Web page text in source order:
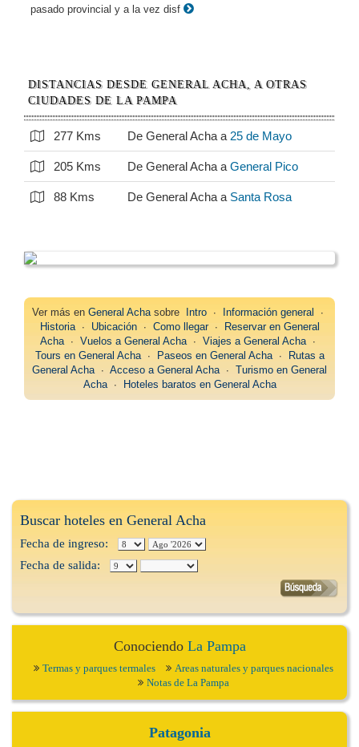
pasado provincial y a la vez disf
DISTANCIAS DESDE GENERAL ACHA, A OTRAS
CIUDADES DE LA PAMPA
277 Kms De General Acha a 25 de Mayo
205 Kms De General Acha a General Pico
88 Kms De General Acha a Santa Rosa
Ver más en General Achasobre Intro ∙ Información general
∙
Historia∙ Ubicación∙ Como llegar∙
Reservar en General
Acha∙ Vuelos a General Acha∙ Viajes a General Acha∙
Tours en General Acha∙ Paseos en General Acha∙
Rutas a
General Acha∙ Acceso a General Acha∙ Turismo en General
Acha∙ Hoteles baratos en General Acha
Buscar hoteles en General Acha
Fecha de ingreso:
Fecha de salida:
Conociendo La Pampa
Termas y parques termales
Areas naturales y parques nacionales
Notas de La Pampa
Patagonia